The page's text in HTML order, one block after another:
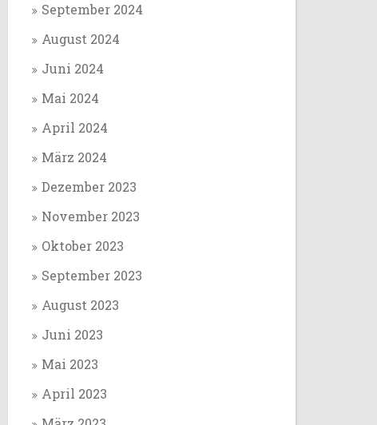
September 2024
August 2024
Juni 2024
Mai 2024
April 2024
März 2024
Dezember 2023
November 2023
Oktober 2023
September 2023
August 2023
Juni 2023
Mai 2023
April 2023